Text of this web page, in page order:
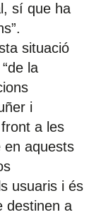
sí que ha
situació
la
i
a les
en aquests
usuaris i és
destinen a